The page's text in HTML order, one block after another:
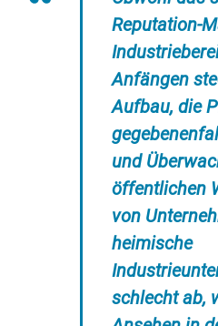
Reputation-
Anfängen
Aufbau, die
und
öffentlichen
von
heimische
schlecht ab,